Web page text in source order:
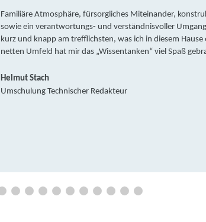
Familiäre Atmosphäre, fürsorgliches Miteinander,
sowie ein verantwortungs- und verständnisvoller
kurz und knapp am trefflichsten, was ich in diesem
netten Umfeld hat mir das „Wissentanken“ viel Spaß
Helmut Stach
Umschulung Technischer Redakteur